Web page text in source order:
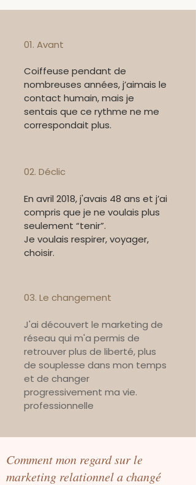
01. Avant
Coiffeuse pendant de
nombreuses années, j’aimais le
contact humain, mais je
sentais que ce rythme ne me
correspondait plus.
02. Déclic
En avril 2018, j'avais 48 ans et j’ai
compris que je ne voulais plus
seulement “tenir”.
Je voulais respirer, voyager,
choisir.
03. Le changement
J'ai découvert le marketing de
réseau qui m'a permis de
retrouver plus de liberté, plus
de souplesse dans mon temps
et de changer
progressivement ma vie.
professionnelle
Comment mon regard sur le
marketing relationnel a changé